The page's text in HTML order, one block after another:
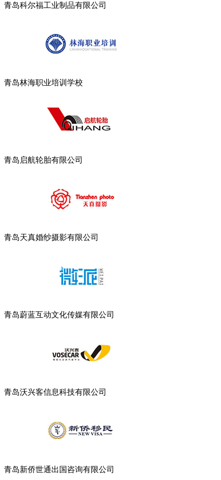
青岛科尔福工业制品有限公司
青岛林海职业培训学校
青岛启航轮胎有限公司
青岛天真婚纱摄影有限公司
青岛蔚蓝互动文化传媒有限公司
青岛沃兴客信息科技有限公司
青岛新侨世通出国咨询有限公司